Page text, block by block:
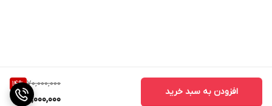
70,000,000
14%
60,000,000
افزودن به سبد خرید